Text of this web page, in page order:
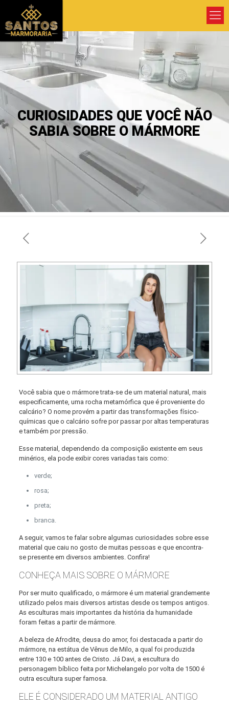
CURIOSIDADES QUE VOCÊ NÃO
SABIA SOBRE O MÁRMORE
Você sabia que o mármore trata-se de um material natural, mais
especificamente, uma rocha metamórfica que é proveniente do
calcário? O nome provém a partir das transformações físico-
químicas que o calcário sofre por passar por altas temperaturas
e também por pressão.
Esse material, dependendo da composição existente em seus
minérios, ela pode exibir cores variadas tais como:
verde;
rosa;
preta;
branca.
A seguir, vamos te falar sobre algumas curiosidades sobre esse
material que caiu no gosto de muitas pessoas e que encontra-
se presente em diversos ambientes. Confira!
CONHEÇA MAIS SOBRE O MÁRMORE
Por ser muito qualificado, o mármore é um material grandemente
utilizado pelos mais diversos artistas desde os tempos antigos.
As esculturas mais importantes da história da humanidade
foram feitas a partir de mármore.
A beleza de Afrodite, deusa do amor, foi destacada a partir do
mármore, na estátua de Vênus de Milo, a qual foi produzida
entre 130 e 100 antes de Cristo. Já Davi, a escultura do
personagem bíblico feita por Michelangelo por volta de 1500 é
outra escultura super famosa.
ELE É CONSIDERADO UM MATERIAL ANTIGO